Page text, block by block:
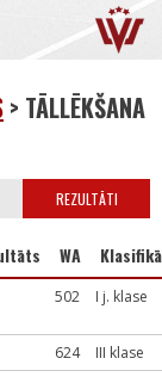
> TĀLLĒKŠANA
REZULTĀTI
WA
502 I j. klase
624
III klase